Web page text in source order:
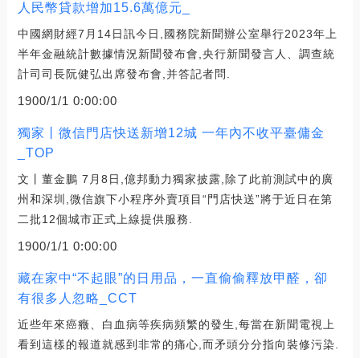
人民幣貸款增加15.6萬億元_
中國網財經7月14日訊今日,國務院新聞辦公室舉行2023年上
半年金融統計數據情況新聞發布會,央行新聞發言人、調查統
計司司長阮健弘出席發布會,并答記者問.
1900/1/1 0:00:00
獨家丨微信門店快送新增12城 一年內不收平臺傭金
_TOP
文丨董金鵬 7月8日,億邦動力獨家披露,除了此前測試中的廣
州和深圳,微信旗下小程序外賣項目“門店快送”將于近日在第
二批12個城市正式上線提供服務.
1900/1/1 0:00:00
藏在家中“不起眼”的日用品，一直偷偷釋放甲醛，卻
有很多人忽略_CCT
近些年來癌癥、白血病等疾病頻繁的發生,每當在新聞電視上
看到這樣的報道就感到非常的痛心,而矛頭分分指向裝修污染.